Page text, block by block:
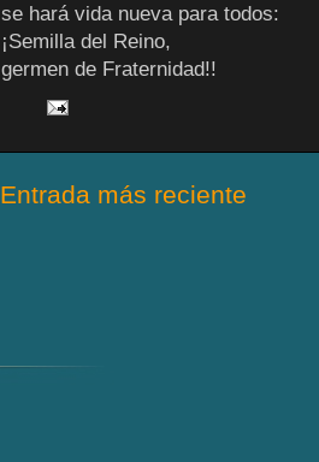
se hará vida nueva para todos:
¡Semilla del Reino,
germen de Fraternidad!!
Entrada más reciente